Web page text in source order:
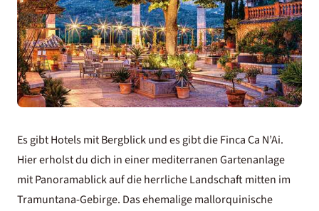
Es gibt Hotels mit Bergblick und es gibt dieFinca Ca N’Ai.
Hier erholst du dich in einer mediterranen Gartenanlage
mit Panoramablick auf die herrliche Landschaft mitten im
Tramuntana-Gebirge. Das ehemalige mallorquinische